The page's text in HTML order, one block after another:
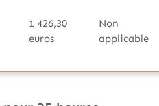
1 426,30
euros
Non
applicable